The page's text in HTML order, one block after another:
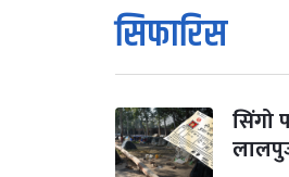
१
आइत
कार्तिक सङ्क्रान्ति
कार्तिक १, २०८३
मंगल कार्तिक ३, २०८३-
विजयादशमी
सिफारिस
सिंगो